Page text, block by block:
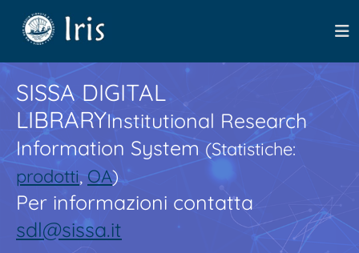
SISSA DIGITAL
LIBRARYInstitutional Research
Information System(Statistiche:
prodotti,OA)
Per informazioni contatta
sdl@sissa.it